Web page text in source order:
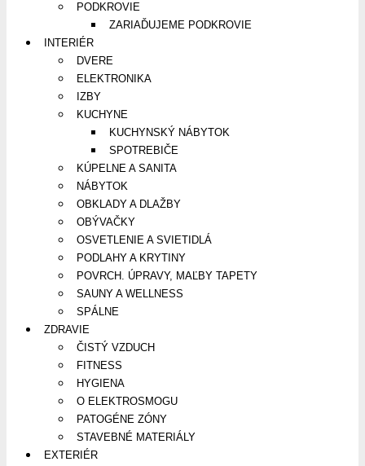
PODKROVIE
ZARIAĎUJEME PODKROVIE
INTERIÉR
DVERE
ELEKTRONIKA
IZBY
KUCHYNE
KUCHYNSKÝ NÁBYTOK
SPOTREBIČE
KÚPELNE A SANITA
NÁBYTOK
OBKLADY A DLAŽBY
OBÝVAČKY
OSVETLENIE A SVIETIDLÁ
PODLAHY A KRYTINY
POVRCH. ÚPRAVY, MAĽBY TAPETY
SAUNY A WELLNESS
SPÁLNE
ZDRAVIE
ČISTÝ VZDUCH
FITNESS
HYGIENA
O ELEKTROSMOGU
PATOGÉNE ZÓNY
STAVEBNÉ MATERIÁLY
EXTERIÉR